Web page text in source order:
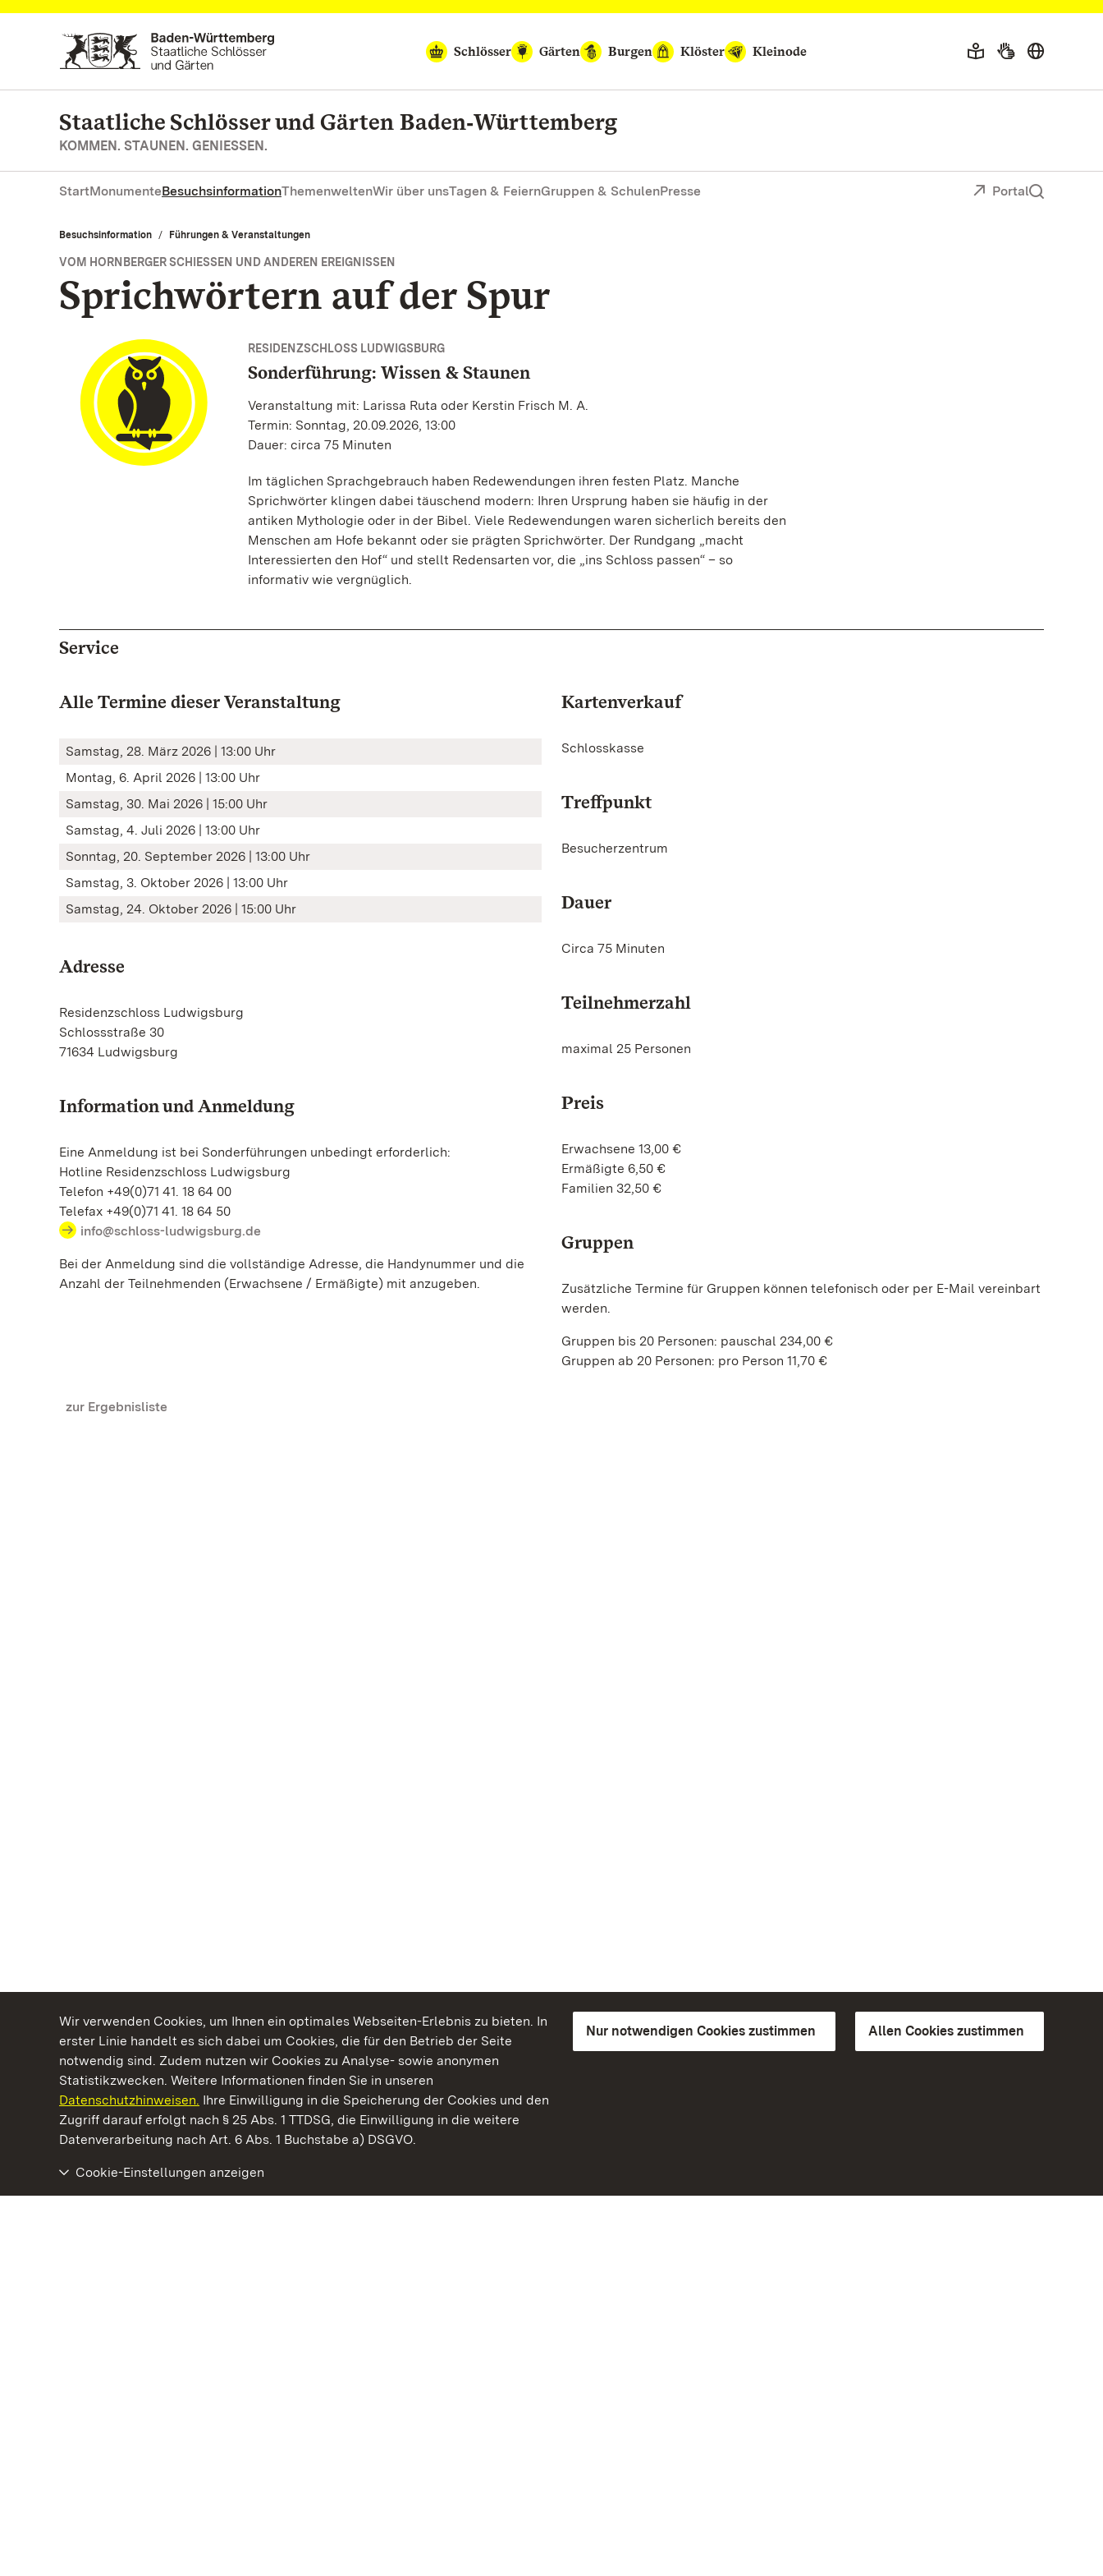
Wir verwenden Cookies, um Ihnen ein optimales Webseiten-Erlebnis zu bieten. In
erster Linie handelt es sich dabei um Cookies, die für den Betrieb der Seite
notwendig sind. Zudem nutzen wir Cookies zu Analyse- sowie anonymen
Statistikzwecken. Weitere Informationen finden Sie in unseren
Datenschutzhinweisen. Ihre Einwilligung in die Speicherung der Cookies und den
Zugriff darauf erfolgt nach § 25 Abs. 1 TTDSG, die Einwilligung in die weitere
Datenverarbeitung nach Art. 6 Abs. 1 Buchstabe a) DSGVO.
Nur notwendigen Cookies zustimmen Allen Cookies zustimmen
Cookie-Einstellungen anzeigen
Zum Hauptinhalt springen
Schlösser
Gärten Burgen Klöster Kleinode
Staatliche Schlösser und Gärten Baden‑Württemberg
KOMMEN. STAUNEN. GENIESSEN.
StartMonumenteBesuchsinformationThemenweltenWir über unsTagen & FeiernGruppen & SchulenPresse Portal
Besuchsinformation Führungen & Veranstaltungen
VOM HORNBERGER SCHIESSEN UND ANDEREN EREIGNISSEN
Sprichwörtern auf der Spur
RESIDENZSCHLOSS LUDWIGSBURG
Sonderführung: Wissen & Staunen
Veranstaltung mit: Larissa Ruta oder Kerstin Frisch M. A.
Termin: Sonntag, 20.09.2026, 13:00
Dauer: circa 75 Minuten
Im täglichen Sprachgebrauch haben Redewendungen ihren festen Platz. Manche
Sprichwörter klingen dabei täuschend modern: Ihren Ursprung haben sie häufig in der
antiken Mythologie oder in der Bibel. Viele Redewendungen waren sicherlich bereits den
Menschen am Hofe bekannt oder sie prägten Sprichwörter. Der Rundgang „macht
Interessierten den Hof“ und stellt Redensarten vor, die „ins Schloss passen“ – so
informativ wie vergnüglich.
Service
Alle Termine dieser Veranstaltung
Samstag, 28. März 2026 | 13:00 Uhr
Montag, 6. April 2026 | 13:00 Uhr
Samstag, 30. Mai 2026 | 15:00 Uhr
Samstag, 4. Juli 2026 | 13:00 Uhr
Sonntag, 20. September 2026 | 13:00 Uhr
Samstag, 3. Oktober 2026 | 13:00 Uhr
Samstag, 24. Oktober 2026 | 15:00 Uhr
Adresse
Residenzschloss Ludwigsburg
Schlossstraße 30
71634 Ludwigsburg
Information und Anmeldung
Eine Anmeldung ist bei Sonderführungen unbedingt erforderlich:
Hotline Residenzschloss Ludwigsburg
Telefon +49(0)71 41. 18 64 00
Telefax +49(0)71 41. 18 64 50
info@schloss-ludwigsburg.de
Bei der Anmeldung sind die vollständige Adresse, die Handynummer und die
Anzahl der Teilnehmenden (Erwachsene / Ermäßigte) mit anzugeben.
Kartenverkauf
Schlosskasse
Treffpunkt
Besucherzentrum
Dauer
Circa 75 Minuten
Teilnehmerzahl
maximal 25 Personen
Preis
Erwachsene 13,00 €
Ermäßigte 6,50 €
Familien 32,50 €
Gruppen
Zusätzliche Termine für Gruppen können telefonisch oder per E-Mail vereinbart
werden.
Gruppen bis 20 Personen: pauschal 234,00 €
Gruppen ab 20 Personen: pro Person 11,70 €
zur Ergebnisliste
Kommen. Staunen. Genießen.